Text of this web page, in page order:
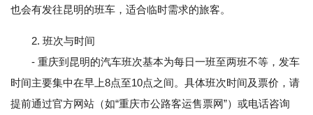
也会有发往昆明的班车，适合临时需求的旅客。
2. 班次与时间
- 重庆到昆明的汽车班次基本为每日一班至两班不等，发车
时间主要集中在早上8点至10点之间。具体班次时间及票价，请
提前通过官方网站（如“重庆市公路客运售票网”）或电话咨询